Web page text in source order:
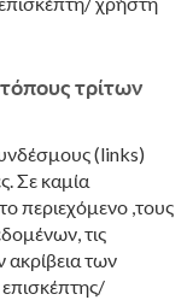
τρίτων
(links)
Σε καμία
περιεχόμενο ,τους
τις
των